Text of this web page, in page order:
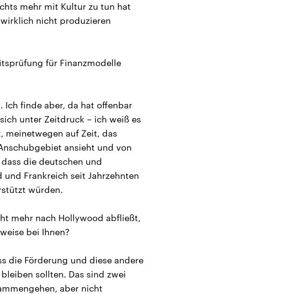
mehr mit Kultur zu tun hat
nicht produzieren
für Finanzmodelle
Ich finde aber, da hat offenbar
unter Zeitdruck – ich weiß es
meinetwegen auf Zeit, das
ansieht und von
die deutschen und
Frankreich seit Jahrzehnten
würden.
mehr nach Hollywood abfließt,
bei Ihnen?
die Förderung und diese andere
sollten. Das sind zwei
aber nicht